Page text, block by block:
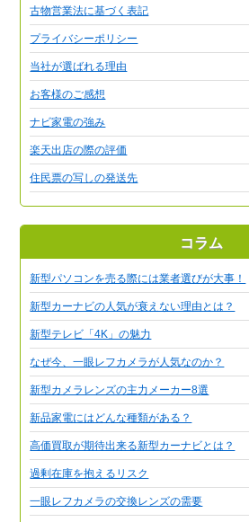
古物営業法に基づく表記
プライバシーポリシー
当社が選ばれる理由
お客様のご感想
ナビ家電の強み
楽天出店の際の評価
住民票の写しの発送先
コラム
新型パソコンを売る際には業者選びが大事！
新型カーナビの人気が衰えない理由とは？
新型テレビ「4K」の魅力
なぜ今、一眼レフカメラが人気なのか？
新型カメラレンズの主力メーカー8選
新品家電にはどんな種類がある？
高価買取が期待出来る新型カーナビとは？
過剰在庫を抱えるリスク
一眼レフカメラの交換レンズの需要